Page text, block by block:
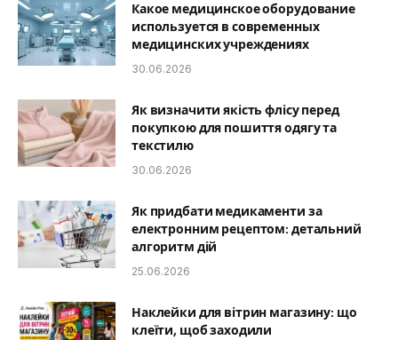
Какое медицинское оборудование
используется в современных
медицинских учреждениях
30.06.2026
Як визначити якість флісу перед
покупкою для пошиття одягу та
текстилю
30.06.2026
Як придбати медикаменти за
електронним рецептом: детальний
алгоритм дій
25.06.2026
Наклейки для вітрин магазину: що
клеїти, щоб заходили